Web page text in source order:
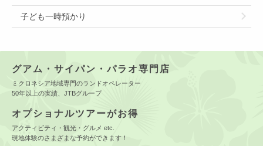
子ども一時預かり
グアム・サイパン・パラオ専門店
ミクロネシア地域専門のランドオペレーター
50年以上の実績、JTBグループ
オプショナルツアーがお得
アクティビティ・観光・グルメ etc.
現地体験のさまざまな予約ができます！